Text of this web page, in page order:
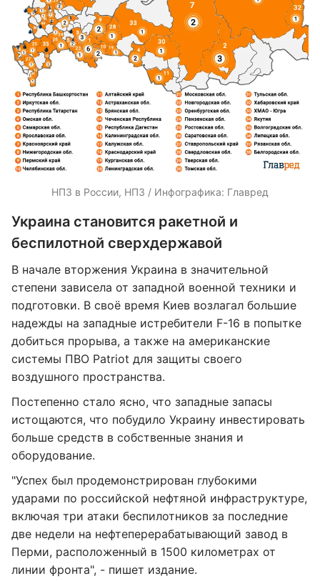
НПЗ в России, НПЗ / Инфографика: Главред
Украина становится ракетной и
беспилотной сверхдержавой
В начале вторжения Украина в значительной
степени зависела от западной военной техники и
подготовки. В своё время Киев возлагал большие
надежды на западные истребители F-16 в попытке
добиться прорыва, а также на американские
системы ПВО Patriot для защиты своего
воздушного пространства.
Постепенно стало ясно, что западные запасы
истощаются, что побудило Украину инвестировать
больше средств в собственные знания и
оборудование.
"Успех был продемонстрирован глубокими
ударами по российской нефтяной инфраструктуре,
включая три атаки беспилотников за последние
две недели на нефтеперерабатывающий завод в
Перми, расположенный в 1500 километрах от
линии фронта", - пишет издание.